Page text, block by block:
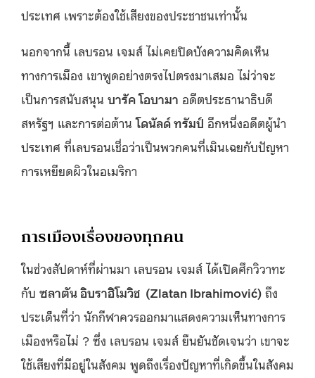
ประเทศ เพราะต้องใช้เสียงของประชาชนเท่านั้น
นอกจากนี้ เลบรอน เจมส์ ไม่เคยปิดบังความคิดเห็น
ทางการเมือง เขาพูดอย่างตรงไปตรงมาเสมอ ไม่ว่าจะ
เป็นการสนับสนุน บารัค โอบามา อดีตประธานาธิบดี
สหรัฐฯ และการต่อต้านโดนัลด์ ทรัมป์ อีกหนึ่งอดีตผู้นำ
ประเทศ ที่เลบรอนเชื่อว่าเป็นพวกคนที่เมินเฉยกับปัญหา
การเหยียดผิวในอเมริกา
การเมืองเรื่องของทุกคน
ในช่วงสัปดาห์ที่ผ่านมา เลบรอน เจมส์ ได้เปิดศึกวิวาทะ
กับ ซลาตัน อิบราฮิโมวิช (Zlatan Ibrahimović) ถึง
ประเด็นที่ว่า นักกีฬาควรออกมาแสดงความเห็นทางการ
เมืองหรือไม่ ? ซึ่ง เลบรอน เจมส์ ยืนยันชัดเจนว่า เขาจะ
ใช้เสียงที่มีอยู่ในสังคม พูดถึงเรื่องปัญหาที่เกิดขึ้นในสังคม